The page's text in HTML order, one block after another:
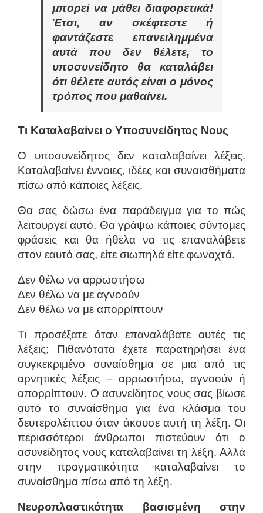
μπορεί να μάθει διαφορετικά!
Έτσι, αν σκέφτεστε ή
φαντάζεστε επανειλημμένα
αυτά που δεν θέλετε, το
υποσυνείδητο θα καταλάβει
ότι θέλετε αυτός είναι ο μόνος
τρόπος που μαθαίνει.
Τι Καταλαβαίνει ο Υποσυνείδητος Νους
Ο υποσυνείδητος δεν καταλαβαίνει λέξεις.
Καταλαβαίνει έννοιες, ιδέες και συναισθήματα
πίσω από κάποιες λέξεις.
Θα σας δώσω ένα παράδειγμα για το πώς
λειτουργεί αυτό. Θα γράψω κάποιες σύντομες
φράσεις και θα ήθελα να τις επαναλάβετε
στον εαυτό σας, είτε σιωπηλά είτε φωναχτά.
Δεν θέλω να αρρωστήσω
Δεν θέλω να με αγνοούν
Δεν θέλω να με απορρίπτουν
Τι προσέξατε όταν επαναλάβατε αυτές τις
λέξεις; Πιθανότατα έχετε παρατηρήσει ένα
συγκεκριμένο συναίσθημα σε μια από τις
αρνητικές λέξεις – αρρωστήσω, αγνοούν ή
απορρίπτουν. Ο ασυνείδητος νους σας βίωσε
αυτό το συναίσθημα για ένα κλάσμα του
δευτερολέπτου όταν άκουσε αυτή τη λέξη. Οι
περισσότεροι άνθρωποι πιστεύουν ότι ο
ασυνείδητος νους καταλαβαίνει τη λέξη. Αλλά
στην πραγματικότητα καταλαβαίνει το
συναίσθημα πίσω από τη λέξη.
Νευροπλαστικότητα βασισμένη στην